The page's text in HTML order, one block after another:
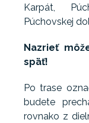
Karpát,
Púchovskej
Nazrieť
späť!
Po trase
budete
rovnako z